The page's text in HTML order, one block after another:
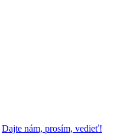
Dajte nám, prosím, vedieť!